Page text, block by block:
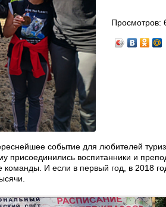
Просмотров:
событие для любителей
присоединились воспитанники и
И если в первый год, в 2018